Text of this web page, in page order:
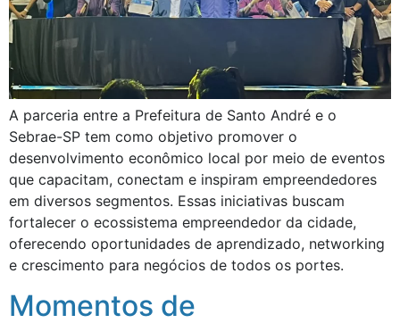
A parceria entre a Prefeitura de Santo André e o
Sebrae-SP tem como objetivo promover o
desenvolvimento econômico local por meio de eventos
que capacitam, conectam e inspiram empreendedores
em diversos segmentos. Essas iniciativas buscam
fortalecer o ecossistema empreendedor da cidade,
oferecendo oportunidades de aprendizado, networking
e crescimento para negócios de todos os portes.
Momentos de